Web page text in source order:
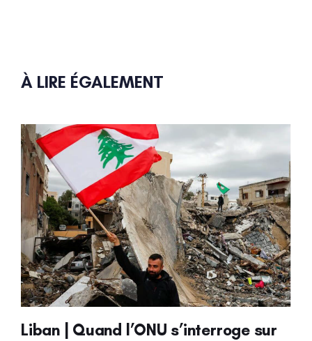
À LIRE ÉGALEMENT
Liban | Quand l’ONU s’interroge sur